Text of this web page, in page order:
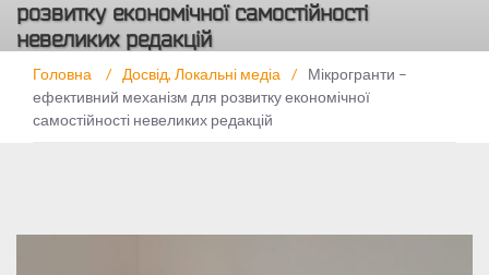
розвитку економічної самостійності
невеликих редакцій
Головна / Досвід, Локальні медіа /
Мікрогранти –
ефективний механізм для розвитку економічної
самостійності невеликих редакцій